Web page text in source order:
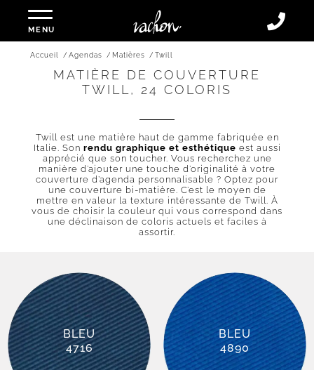
MENU
Accueil / Agendas / Matières / Twill
MATIÈRE DE COUVERTURE
TWILL, 24 COLORIS
Twill est une matière haut de gamme fabriquée en
Italie. Son rendu graphique et esthétique est aussi
apprécié que son toucher. Vous recherchez une
manière d’ajouter une touche d’originalité à votre
couverture d’agenda personnalisable ? Optez pour
une couverture bi-matière. C’est le moyen de
mettre en valeur la texture intéressante de Twill. À
vous de choisir la couleur qui vous correspond dans
une déclinaison de coloris actuels et faciles à
assortir.
BLEU
4716
BLEU
4890